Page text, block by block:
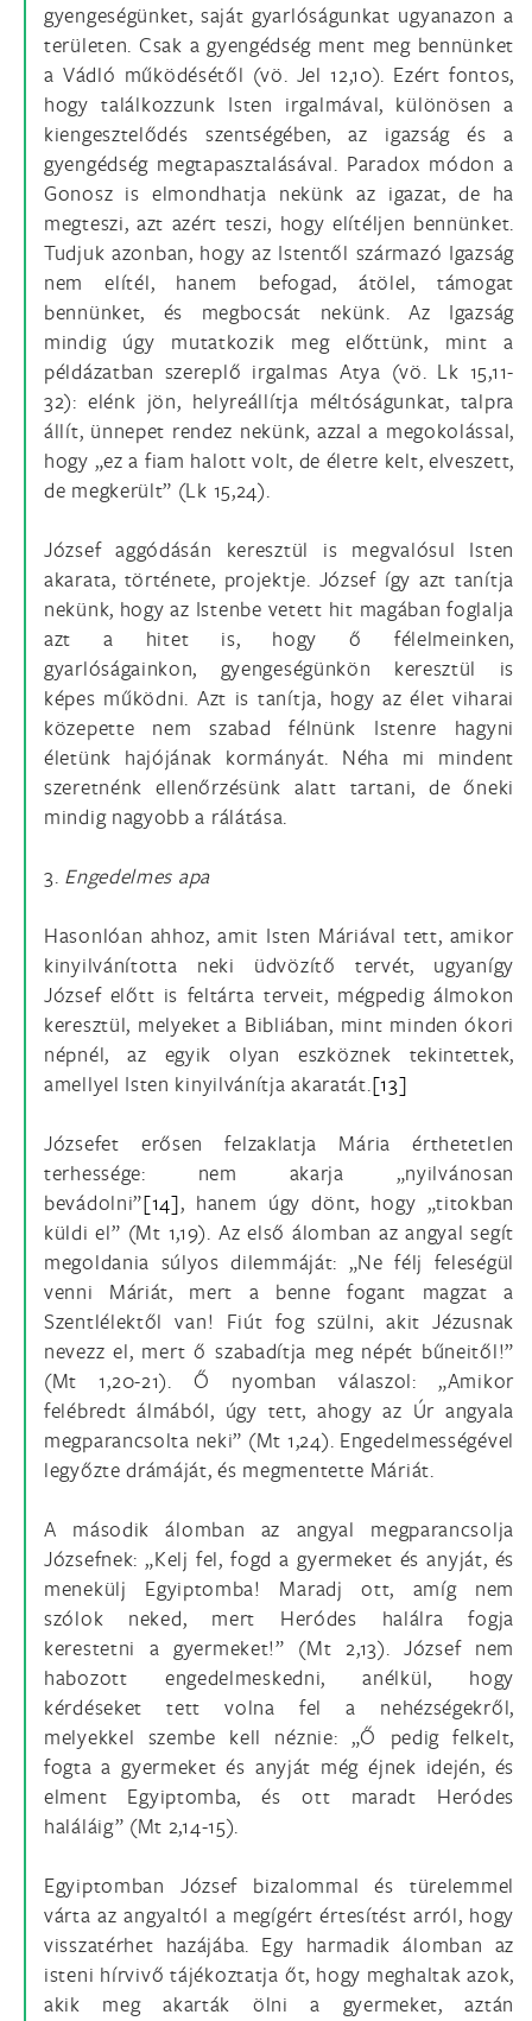
gyengeségünket, saját gyarlóságunkat ugyanazon a
területen. Csak a gyengédség ment meg bennünket
a Vádló működésétől (vö. Jel 12,10). Ezért fontos,
hogy találkozzunk Isten irgalmával, különösen a
kiengesztelődés szentségében, az igazság és a
gyengédség megtapasztalásával. Paradox módon a
Gonosz is elmondhatja nekünk az igazat, de ha
megteszi, azt azért teszi, hogy elítéljen bennünket.
Tudjuk azonban, hogy az Istentől származó Igazság
nem elítél, hanem befogad, átölel, támogat
bennünket, és megbocsát nekünk. Az Igazság
mindig úgy mutatkozik meg előttünk, mint a
példázatban szereplő irgalmas Atya (vö. Lk 15,11-
32): elénk jön, helyreállítja méltóságunkat, talpra
állít, ünnepet rendez nekünk, azzal a megokolással,
hogy „ez a fiam halott volt, de életre kelt, elveszett,
de megkerült” (Lk 15,24).
József aggódásán keresztül is megvalósul Isten
akarata, története, projektje. József így azt tanítja
nekünk, hogy az Istenbe vetett hit magában foglalja
azt a hitet is, hogy ő félelmeinken,
gyarlóságainkon, gyengeségünkön keresztül is
képes működni. Azt is tanítja, hogy az élet viharai
közepette nem szabad félnünk Istenre hagyni
életünk hajójának kormányát. Néha mi mindent
szeretnénk ellenőrzésünk alatt tartani, de őneki
mindig nagyobb a rálátása.
3. Engedelmes apa
Hasonlóan ahhoz, amit Isten Máriával tett, amikor
kinyilvánította neki üdvözítő tervét, ugyanígy
József előtt is feltárta terveit, mégpedig álmokon
keresztül, melyeket a Bibliában, mint minden ókori
népnél, az egyik olyan eszköznek tekintettek,
amellyel Isten kinyilvánítja akaratát.[13]
Józsefet erősen felzaklatja Mária érthetetlen
terhessége: nem akarja „nyilvánosan
bevádolni”[14], hanem úgy dönt, hogy „titokban
küldi el” (Mt 1,19). Az első álomban az angyal segít
megoldania súlyos dilemmáját: „Ne félj feleségül
venni Máriát, mert a benne fogant magzat a
Szentlélektől van! Fiút fog szülni, akit Jézusnak
nevezz el, mert ő szabadítja meg népét bűneitől!”
(Mt 1,20-21). Ő nyomban válaszol: „Amikor
felébredt álmából, úgy tett, ahogy az Úr angyala
megparancsolta neki” (Mt 1,24). Engedelmességével
legyőzte drámáját, és megmentette Máriát.
A második álomban az angyal megparancsolja
Józsefnek: „Kelj fel, fogd a gyermeket és anyját, és
menekülj Egyiptomba! Maradj ott, amíg nem
szólok neked, mert Heródes halálra fogja
kerestetni a gyermeket!” (Mt 2,13). József nem
habozott engedelmeskedni, anélkül, hogy
kérdéseket tett volna fel a nehézségekről,
melyekkel szembe kell néznie: „Ő pedig felkelt,
fogta a gyermeket és anyját még éjnek idején, és
elment Egyiptomba, és ott maradt Heródes
haláláig” (Mt 2,14-15).
Egyiptomban József bizalommal és türelemmel
várta az angyaltól a megígért értesítést arról, hogy
visszatérhet hazájába. Egy harmadik álomban az
isteni hírvivő tájékoztatja őt, hogy meghaltak azok,
akik meg akarták ölni a gyermeket, aztán